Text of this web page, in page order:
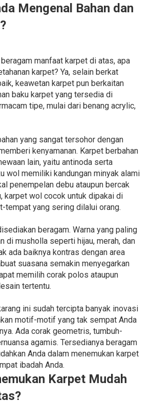
Mengenal Bahan dan
manfaat karpet di atas, apa
karpet? Ya, selain berkat
keawetan karpet pun berkaitan
baku karpet yang tersedia di
tipe, mulai dari benang acrylic,
yang sangat tersohor dengan
kenyamanan. Karpet berbahan
lain, yaitu antinoda serta
wol memiliki kandungan minyak alami
penempelan debu ataupun bercak
karpet wol cocok untuk dipakai di
tempat yang sering dilalui orang.
beragam. Warna yang paling
di musholla seperti hijau, merah, dan
ada baiknya kontras dengan area
suasana semakin menyegarkan
memilih corak polos ataupun
tertentu.
ini sudah tercipta banyak inovasi
motif-motif yang tak sempat Anda
Ada corak geometris, tumbuh-
agamis. Tersedianya beragam
Anda dalam menemukan karpet
ibadah Anda.
Karpet Mudah